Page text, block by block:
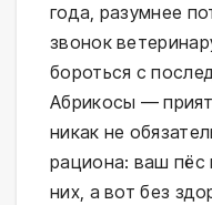
года, разумнее
звонок
бороться с
Абрикосы —
никак не
рациона: ваш пёс
них, а вот без